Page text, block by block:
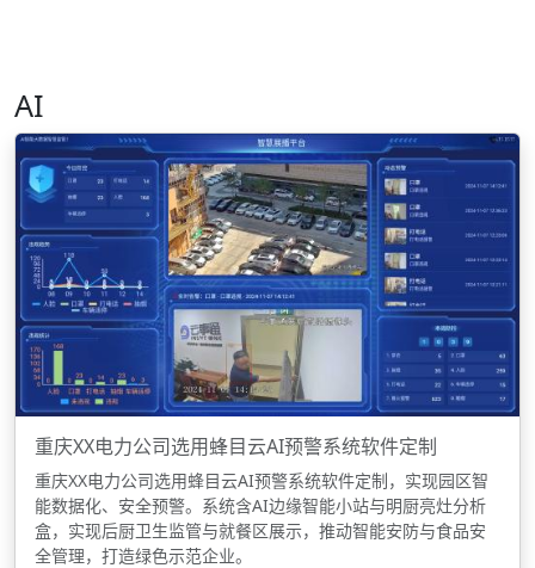
AI
重庆XX电力公司选用蜂目云AI预警系统软件定制
重庆XX电力公司选用蜂目云AI预警系统软件定制，实现园区智
能数据化、安全预警。系统含AI边缘智能小站与明厨亮灶分析
盒，实现后厨卫生监管与就餐区展示，推动智能安防与食品安
全管理，打造绿色示范企业。